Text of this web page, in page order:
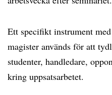
Ett specifikt instrument
magister används för att
studenter, handledare,
kring uppsatsarbetet.